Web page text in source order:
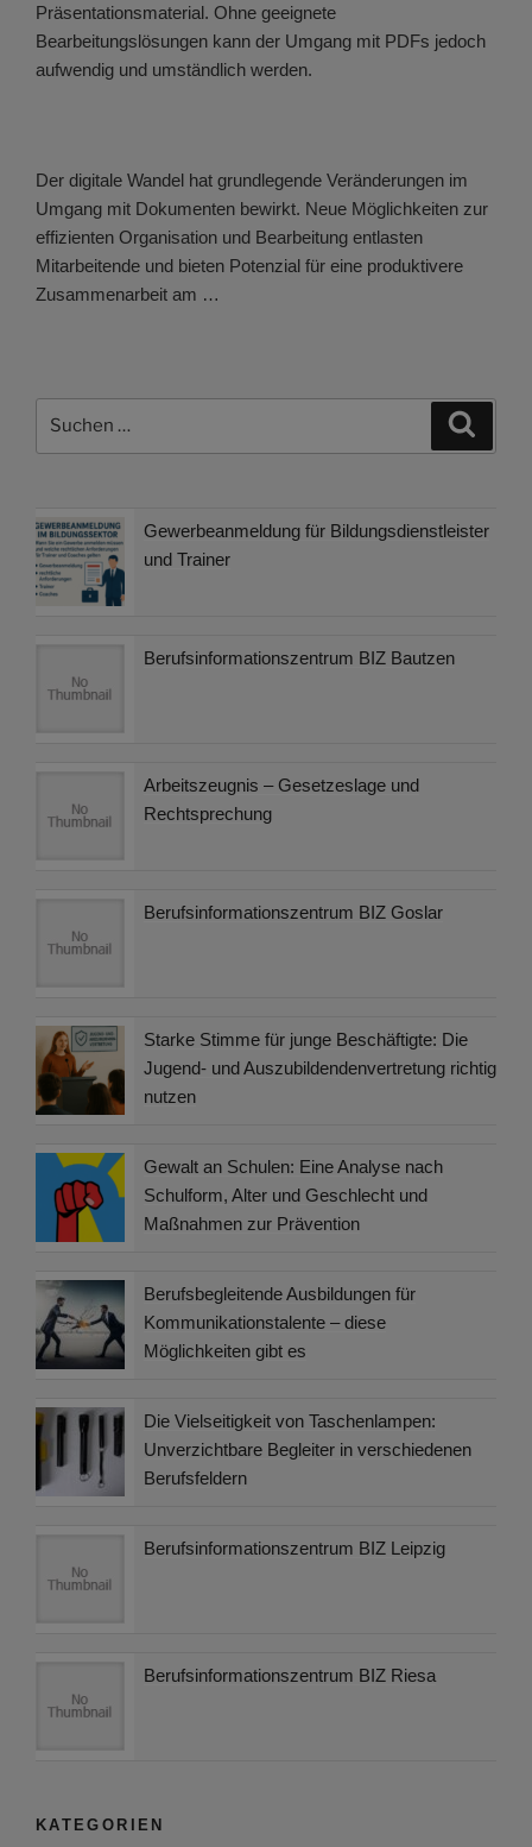
Präsentationsmaterial. Ohne geeignete
Bearbeitungslösungen kann der Umgang mit PDFs jedoch
aufwendig und umständlich werden.
Der digitale Wandel hat grundlegende Veränderungen im
Umgang mit Dokumenten bewirkt. Neue Möglichkeiten zur
effizienten Organisation und Bearbeitung entlasten
Mitarbeitende und bieten Potenzial für eine produktivere
Zusammenarbeit am …
Gewerbeanmeldung für Bildungsdienstleister
und Trainer
Berufsinformationszentrum BIZ Bautzen
Arbeitszeugnis – Gesetzeslage und
Rechtsprechung
Berufsinformationszentrum BIZ Goslar
Starke Stimme für junge Beschäftigte: Die
Jugend- und Auszubildendenvertretung richtig
nutzen
Gewalt an Schulen: Eine Analyse nach
Schulform, Alter und Geschlecht und
Maßnahmen zur Prävention
Berufsbegleitende Ausbildungen für
Kommunikationstalente – diese
Möglichkeiten gibt es
Die Vielseitigkeit von Taschenlampen:
Unverzichtbare Begleiter in verschiedenen
Berufsfeldern
Berufsinformationszentrum BIZ Leipzig
Berufsinformationszentrum BIZ Riesa
KATEGORIEN